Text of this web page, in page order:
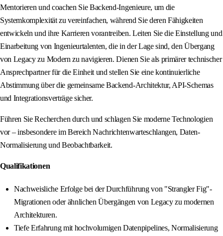
Mentorieren und coachen Sie Backend-Ingenieure, um die
Systemkomplexität zu vereinfachen, während Sie deren Fähigkeiten
entwickeln und ihre Karrieren vorantreiben. Leiten Sie die Einstellung und
Einarbeitung von Ingenieurtalenten, die in der Lage sind, den Übergang
von Legacy zu Modern zu navigieren. Dienen Sie als primärer technischer
Ansprechpartner für die Einheit und stellen Sie eine kontinuierliche
Abstimmung über die gemeinsame Backend-Architektur, API-Schemas
und Integrationsverträge sicher.
Führen Sie Recherchen durch und schlagen Sie moderne Technologien
vor – insbesondere im Bereich Nachrichtenwarteschlangen, Daten-
Normalisierung und Beobachtbarkeit.
Qualifikationen
Nachweisliche Erfolge bei der Durchführung von "Strangler Fig"-
Migrationen oder ähnlichen Übergängen von Legacy zu modernen
Architekturen.
Tiefe Erfahrung mit hochvolumigen Datenpipelines, Normalisierung